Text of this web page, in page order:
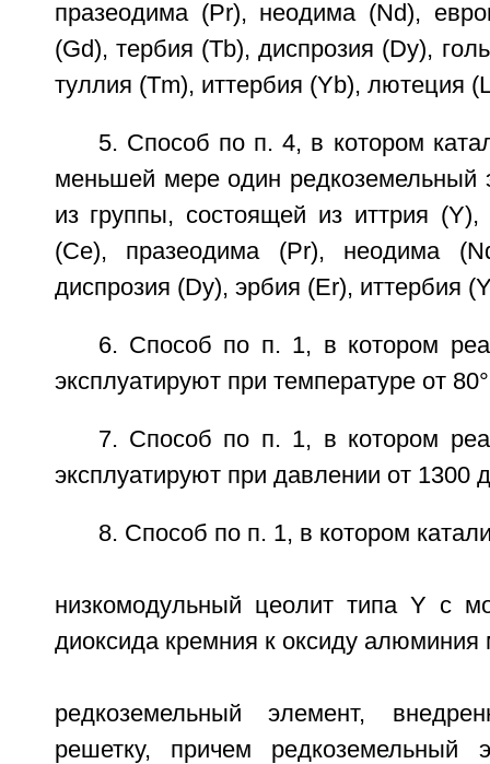
празеодима (Pr), неодима (Nd),
(Gd), тербия (Tb), диспрозия (Dy),
туллия (Tm), иттербия (Yb), лютеция
5. Способ по п. 4, в котором
меньшей мере один редкоземельный
из группы, состоящей из иттрия
(Се), празеодима (Pr), неодима
диспрозия (Dy), эрбия (Er), иттербия
6. Способ по п. 1, в котором
эксплуатируют при температуре от
7. Способ по п. 1, в котором
эксплуатируют при давлении от 1300
8. Способ по п. 1, в котором
низкомодульный цеолит типа Y с
диоксида кремния к оксиду
редкоземельный элемент,
решетку, причем редкоземельный